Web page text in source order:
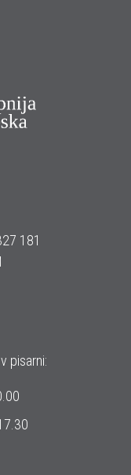
181
pisarni: